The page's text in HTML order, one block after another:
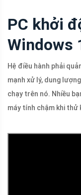
PC khởi
Windows
Hệ điều hành phải
mạnh xử lý, dung
chạy trên nó. Nhiều
máy tính chậm khi thử